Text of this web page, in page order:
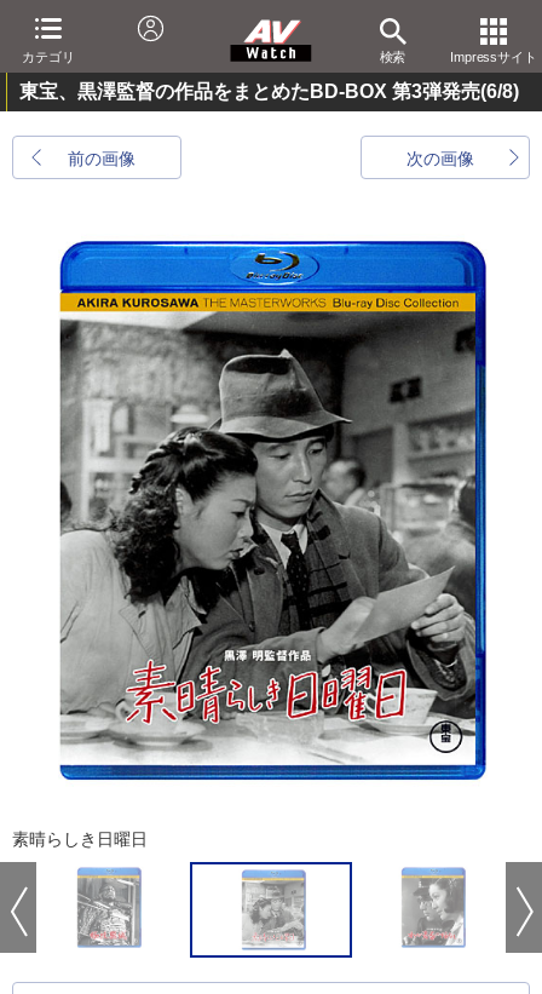
カテゴリ 検索 Impressサイト
東宝、黒澤監督の作品をまとめたBD-BOX 第3弾発売(6/8)
前の画像 次の画像
素晴らしき日曜日